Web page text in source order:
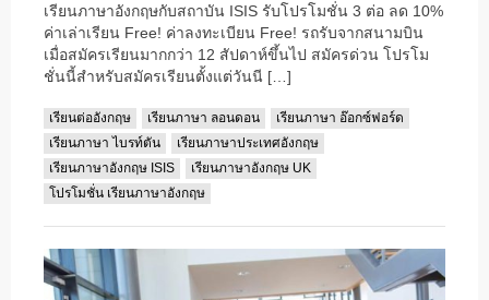
เรียนภาษาอังกฤษกับสถาบัน ISIS รับโปรโมชั่น 3 ต่อ ลด 10%
ค่าเล่าเรียน Free! ค่าลงทะเบียน Free! รถรับจากสนามบิน
เมื่อสมัครเรียนมากกว่า 12 สัปดาห์ขึ้นไป สมัครด่วน โปรโม
ชั่นนี้สำหรับสมัครเรียนตั้งแต่วันนี […]
เรียนต่ออังกฤษ เรียนภาษา ลอนดอน
เรียนภาษา อ๊อกซ์ฟอร์ด
เรียนภาษา ไบรท์ตัน
เรียนภาษาประเทศอังกฤษ
เรียนภาษาอังกฤษ ISIS
เรียนภาษาอังกฤษ UK
โปรโมชั่น เรียนภาษาอังกฤษ